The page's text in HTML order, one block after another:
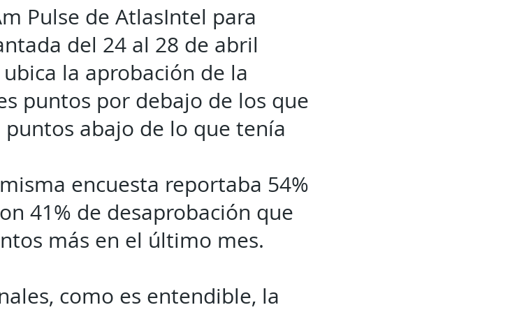
Pulse de AtlasIntel para
del 24 al 28 de abril
la aprobación de la
puntos por debajo de los que
abajo de lo que tenía
encuesta reportaba 54%
41% de desaprobación que
más en el último mes.
como es entendible, la